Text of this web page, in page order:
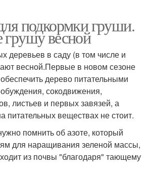
подкормки груши.
весной
деревьев в саду (в том числе и
весной.Первые в новом сезоне
дерево питательными
сокодвижения,
листьев и первых завязей, а
питательных веществах не стоит.
помнить об азоте, который
для наращивания зеленой массы,
из почвы "благодаря" тающему